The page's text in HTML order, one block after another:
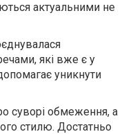
актуальними не
які вже є у
уникнути
суворі обмеження, а
стилю. Достатньо